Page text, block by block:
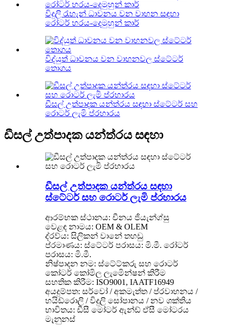
විදුලි රැහැන් ධාවනය වන වාහන සඳහා
රෝටර් හරය-දෙමුහුන් කාර්
විද්යුත් ධාවනය වන වාහනවල ස්ටේටර්
තොගය
ඩීසල් උත්පාදක යන්ත්රය සඳහා ස්ටේටර් සහ
රොටර් ලැමි ප්රහාරය
ඩීසල් උත්පාදක යන්ත්රය සඳහා
ඩීසල් උත්පාදක යන්ත්රය සඳහා
ස්ටේටර් සහ රොටර් ලැමි ප්රහාරය
ආරම්භක ස්ථානය: චීනය ජියැන්ග්සු
වෙළඳ නාමය: OEM & OLEM
ද්රව්ය: සිලිකන් වානේ තහඩු
ප්රමාණය: ස්ටේටර් පරාසය: මි.මී. රෝටර්
පරාසය: මි.මී.
නිෂ්පාදන නම: ස්ටේට්කරු සහ රොටර්
කෝටර් කෝමිල ලැමිෙන්ෂන් කිරීම
සහතික කිරීම: ISO9001, IAATF16949
අයදුම්පත: සර්වෝ / අකමැත්ත / ප්රවාහනය /
හයිඩ්රොලි / විදුලි සෝපානය / නව ශක්තිය
භාවිතය: ඩීසී මෝටර් ඇන්ඩ් ඒසී මෝටරය
මැනුනස්